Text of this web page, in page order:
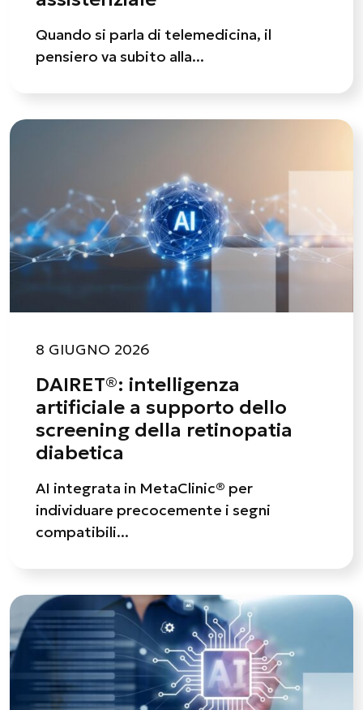
Quando si parla di telemedicina, il
pensiero va subito alla...
8 GIUGNO 2026
DAIRET®: intelligenza
artificiale a supporto dello
screening della retinopatia
diabetica
AI integrata in MetaClinic® per
individuare precocemente i segni
compatibili...